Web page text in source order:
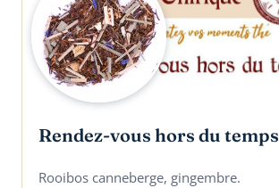
Rendez-vous hors du temps
Rooibos canneberge, gingembre.